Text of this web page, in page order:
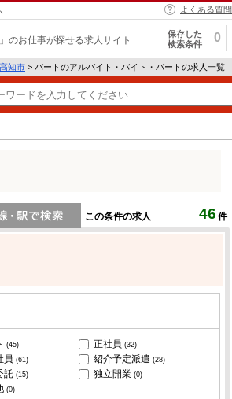
よくある質問
のお仕事が探せる求人サイト
保存した
検索条件
0
高知市 > パートのアルバイト・バイト・パートの求人一覧
この条件の求人 46 件
(45) 正社員 (32)
員 (61) 紹介予定派遣 (28)
託 (15) 独立開業 (0)
(0)